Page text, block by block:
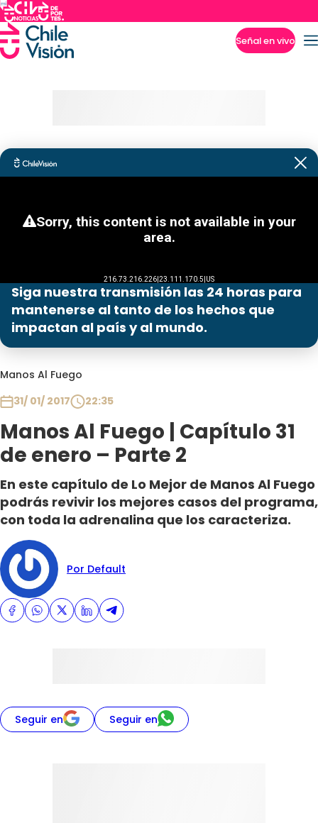
Señal en vivo
Siga nuestra transmisión las 24 horas para
mantenerse al tanto de los hechos que
impactan al país y al mundo.
Manos Al Fuego
31/ 01/ 2017
22:35
Manos Al Fuego | Capítulo 31
de enero – Parte 2
En este capítulo de Lo Mejor de Manos Al Fuego
podrás revivir los mejores casos del programa,
con toda la adrenalina que los caracteriza.
Por Default
Seguir en Seguir en
Programas
Contigo en Directo
Plan Perfecto
Sabingo
Todos Los Programas